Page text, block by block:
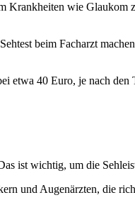
Krankheiten wie
beim Facharzt
etwa 40 Euro, je nach den
ist wichtig, um die
und Augenärzten, die